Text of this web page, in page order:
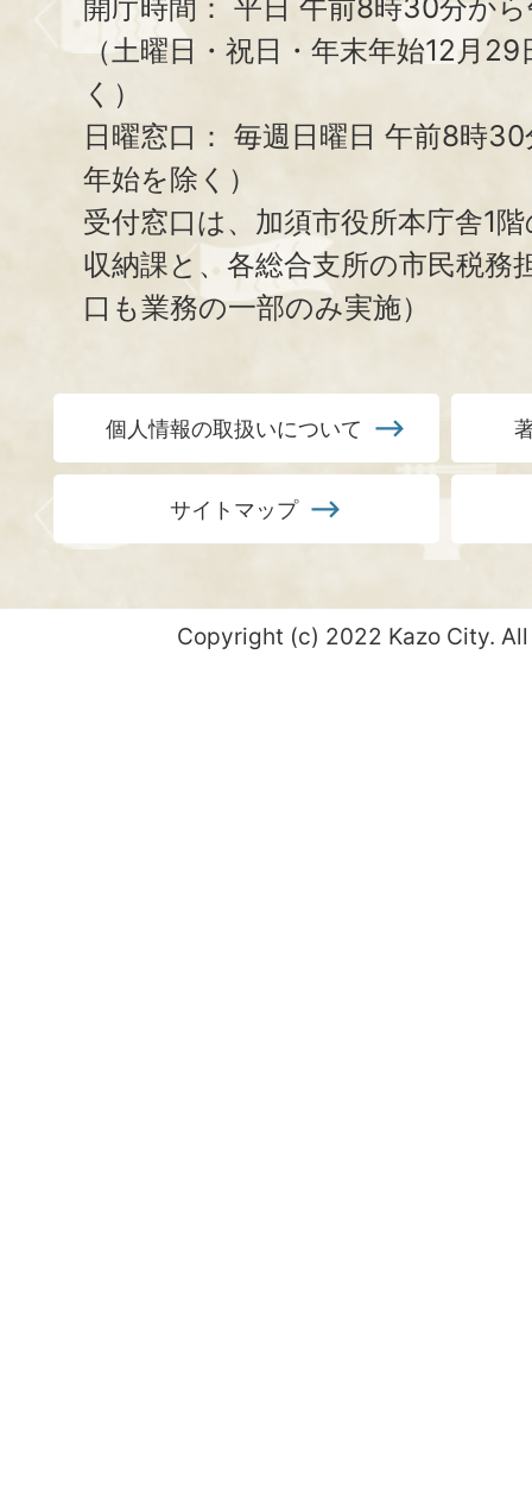
開庁時間： 平日 午前8時30分か
（土曜日・祝日・年末年始12月
く）
日曜窓口： 毎週日曜日 午前8時
年始を除く）
受付窓口は、加須市役所本庁舎1
収納課と、 各総合支所の市民税務
口も業務の一部のみ実施）
個人情報の取扱いについて
サイトマップ
Copyright (c) 2022 Kazo City.